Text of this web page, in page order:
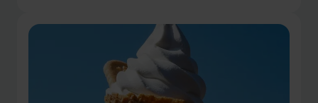
fogalmak közül, amelyekkel biztosan találkozol.